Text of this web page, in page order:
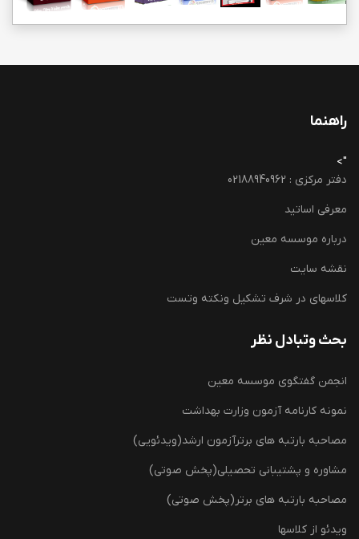
راهنما
">
دفتر مرکزی : 02188940962
معرفی اساتید
درباره موسسه معین
نقشه سایت
کلاسهای در شرف تشکیل ونکته وتست
بحث وتبادل نظر
انجمن گفتگوی موسسه معین
نمونه کارنامه آزمون وزارت بهداشت
مصاحبه بارتبه های برترآزمون ارشد(ویدئویی)
مشاوره و پشتیبانی تحصیلی(پخش صوتی)
مصاحبه بارتبه های برتر(پخش صوتی)
ویدئو از کلاسها